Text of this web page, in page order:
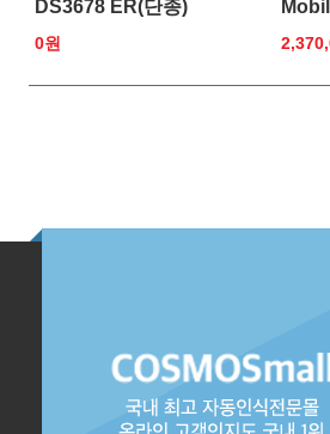
DS3678 ER(단종)
0원